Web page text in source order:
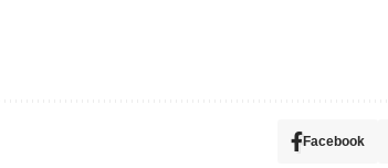
Facebook